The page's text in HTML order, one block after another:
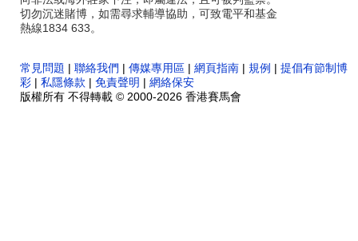
切勿沉迷賭博，如需尋求輔導協助，可致電平和基金
熱線1834 633。
常見問題 | 聯絡我們 | 傳媒專用區 | 網頁指南 | 規例 | 提倡有節制博
彩 | 私隱條款 | 免責聲明 | 網絡保安
版權所有 不得轉載 © 2000-2026 香港賽馬會